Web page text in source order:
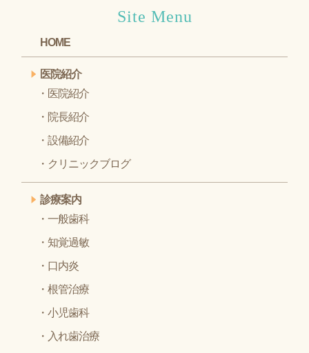
Site Menu
HOME
医院紹介
医院紹介
院長紹介
設備紹介
クリニックブログ
診療案内
一般歯科
知覚過敏
口内炎
根管治療
小児歯科
入れ歯治療